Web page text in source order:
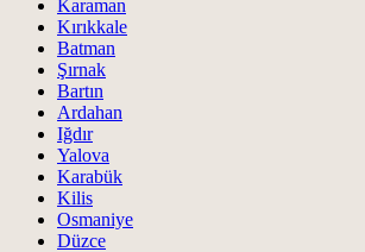
Karaman
Kırıkkale
Batman
Şırnak
Bartın
Ardahan
Iğdır
Yalova
Karabük
Kilis
Osmaniye
Düzce